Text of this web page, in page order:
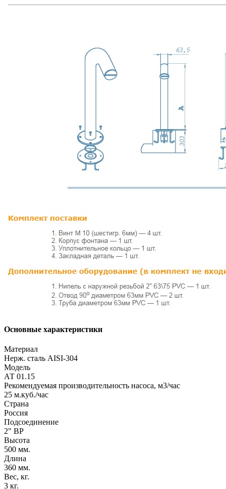
Основные характеристики
Материал
Нерж. cталь AISI-304
Модель
АТ 01.15
Рекомендуемая производительность насоса, м3/час
25 м.куб./час
Страна
Россия
Подсоединение
2" ВР
Высота
500 мм.
Длина
360 мм.
Вес, кг.
3 кг.